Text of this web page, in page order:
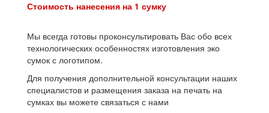
Стоимость нанесения на 1 сумку
Мы всегда готовы проконсультировать Вас обо всех
технологических особенностях изготовления эко
сумок с логотипом.
Для получения дополнительной консультации наших
специалистов и размещения заказа на печать на
сумках вы можете связаться с нами